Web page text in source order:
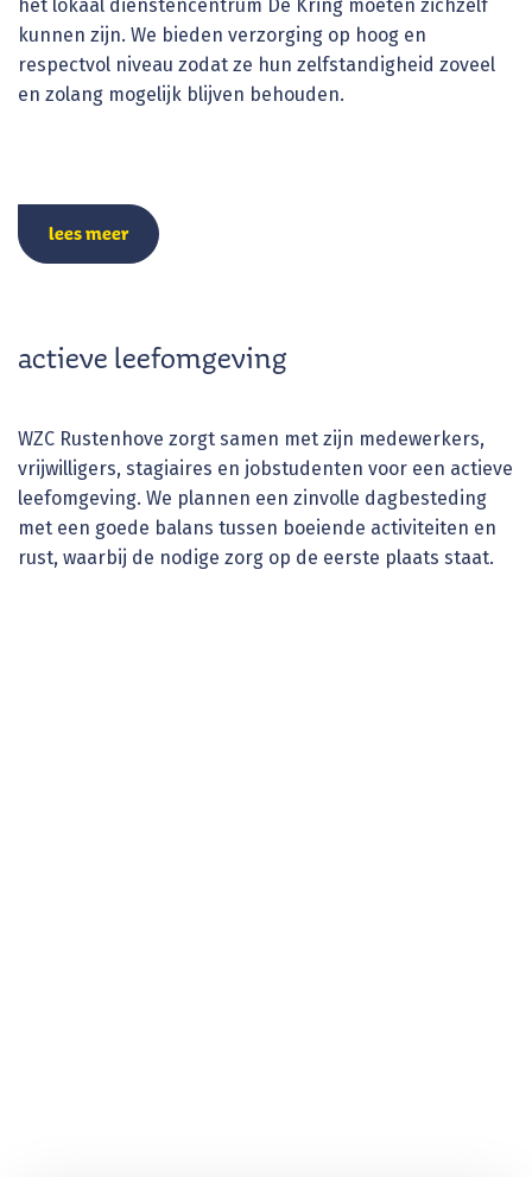
het lokaal dienstencentrum De Kring moeten zichzelf
kunnen zijn. We bieden verzorging op hoog en
respectvol niveau zodat ze hun zelfstandigheid zoveel
en zolang mogelijk blijven behouden.
lees meer
actieve leefomgeving
WZC Rustenhove zorgt samen met zijn medewerkers,
vrijwilligers, stagiaires en jobstudenten voor een actieve
leefomgeving. We plannen een zinvolle dagbesteding
met een goede balans tussen boeiende activiteiten en
rust, waarbij de nodige zorg op de eerste plaats staat.